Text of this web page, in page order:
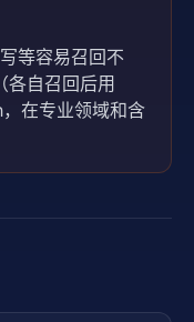
等容易召回不
各自召回后用
在专业领域和含